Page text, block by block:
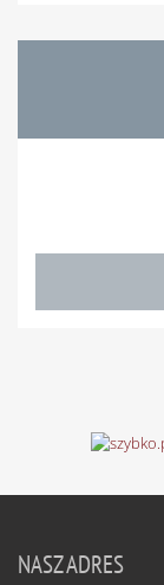
NASZ ADRES